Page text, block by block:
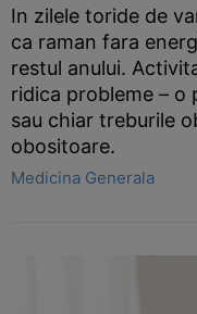
In zilele toride de
ca raman fara
restul anului.
ridica probleme – o
sau chiar treburile
obositoare.
Medicina Generala